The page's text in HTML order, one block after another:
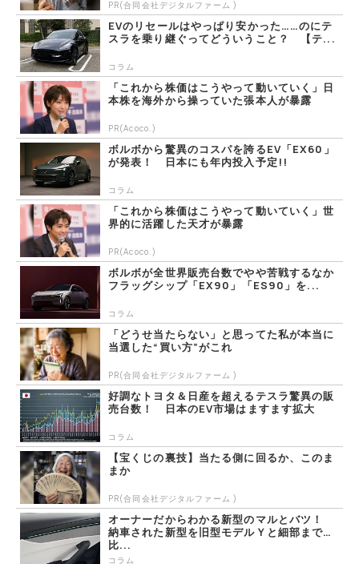
PR(合同会社デジタルファーム )
EVのリセールはやっぱり安かった……のにテ
スラを乗り継ぐってどういうこと？ 【テ...
コラム
「これから株価はこうやって動いていく」日
本株を海外から操っていた張本人が暴露
PR(Acoco.)
ボルボから驚異のコスパを誇るEV「EX60」
が発表！ 日本にも年内投入予定!!
コラム
「これから株価はこうやって動いていく」世
界的に活躍した天才が暴露
PR(Acoco.)
ボルボが全世界販売台数でやや苦戦するなか
フラッグシップ「EX90」「ES90」を...
コラム
「どうせ当たらない」と思ってた私が本当に
当選した“買い方”がこれ
PR(合同会社デジタルファーム )
好調なトヨタ＆日産を超えるテスラ驚異の販
売台数！ 日本のEV市場はますます拡大
コラム
【宝くじの裏技】当たる側に回るか、このま
まか
PR(合同会社デジタルファーム )
オーナーだからわかる新型のマルとバツ！
納車された新型を旧型モデルＹと細部まで
比...
コラム